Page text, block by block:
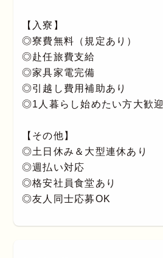
【入寮】
◎寮費無料（規定あり）
◎赴任旅費支給
◎家具家電完備
◎引越し費用補助あり
◎1人暮らし始めたい方大歓迎
【その他】
◎土日休み＆大型連休あり
◎週払い対応
◎格安社員食堂あり
◎友人同士応募OK